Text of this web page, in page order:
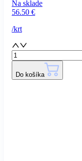
Na sklade
56.50 €
/krt
Do košíka